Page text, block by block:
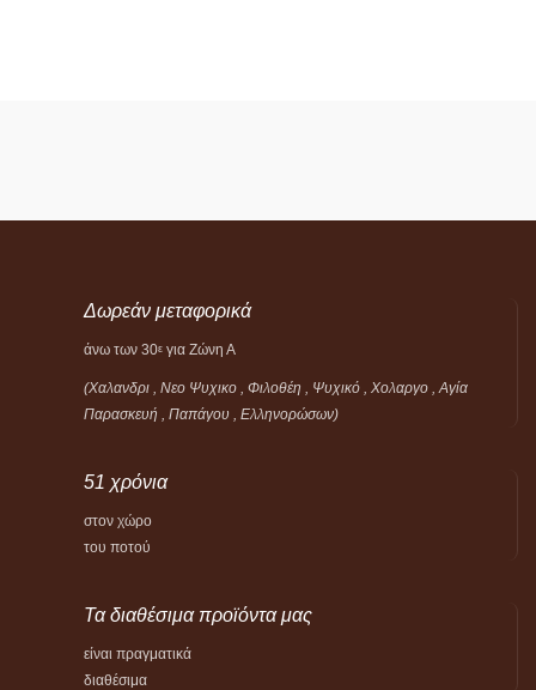
Δωρεάν μεταφορικά
άνω των 30ε για Ζώνη Α
(Χαλανδρι , Νεο Ψυχικο , Φιλοθέη , Ψυχικό , Χολαργο , Αγία
Παρασκευή , Παπάγου , Ελληνορώσων)
51 χρόνια
στον χώρο
του ποτού
Τα διαθέσιμα προϊόντα μας
είναι πραγματικά
διαθέσιμα